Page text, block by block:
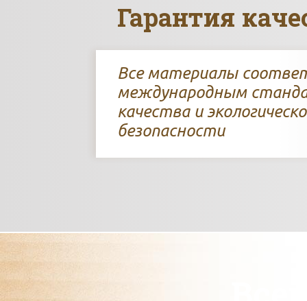
Гарантия
Все материалы
международным
качества и
безопасности